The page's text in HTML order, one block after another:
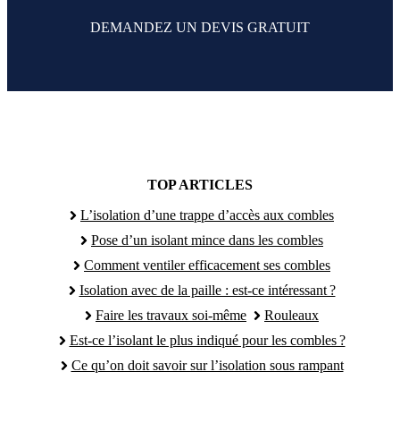
DEMANDEZ UN DEVIS GRATUIT
TOP ARTICLES
L’isolation d’une trappe d’accès aux combles
Pose d’un isolant mince dans les combles
Comment ventiler efficacement ses combles
Isolation avec de la paille : est-ce intéressant ?
Faire les travaux soi-même
Rouleaux
Est-ce l’isolant le plus indiqué pour les combles ?
Ce qu’on doit savoir sur l’isolation sous rampant